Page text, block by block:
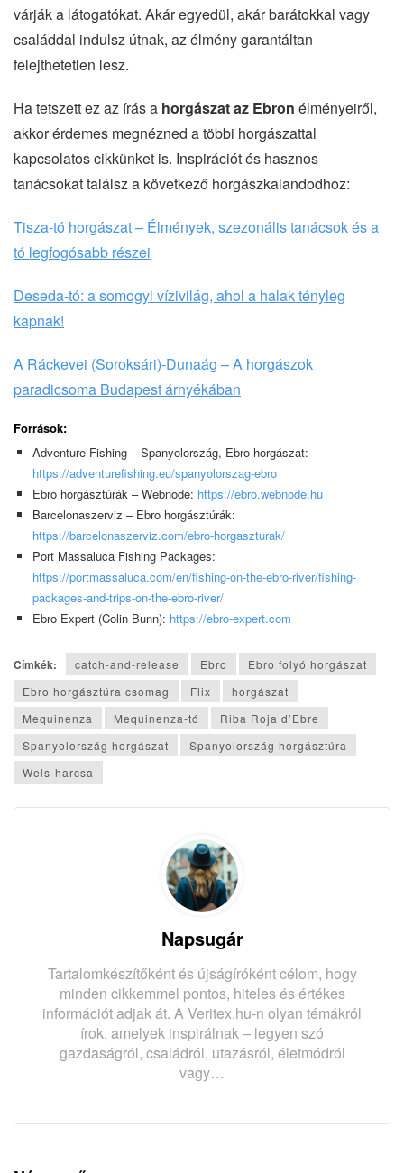
várják a látogatókat. Akár egyedül, akár barátokkal vagy
családdal indulsz útnak, az élmény garantáltan
felejthetetlen lesz.
Ha tetszett ez az írás a horgászat az Ebron élményeiről,
akkor érdemes megnézned a többi horgászattal
kapcsolatos cikkünket is. Inspirációt és hasznos
tanácsokat találsz a következő horgászkalandodhoz:
Tisza-tó horgászat – Élmények, szezonális tanácsok és a
tó legfogósabb részei
Deseda-tó: a somogyi vízivilág, ahol a halak tényleg
kapnak!
A Ráckevei (Soroksári)-Dunaág – A horgászok
paradicsoma Budapest árnyékában
Források:
Adventure Fishing – Spanyolország, Ebro horgászat:
https://adventurefishing.eu/spanyolorszag-ebro
Ebro horgásztúrák – Webnode: https://ebro.webnode.hu
Barcelonaszerviz – Ebro horgásztúrák:
https://barcelonaszerviz.com/ebro-horgaszturak/
Port Massaluca Fishing Packages:
https://portmassaluca.com/en/fishing-on-the-ebro-river/fishing-
packages-and-trips-on-the-ebro-river/
Ebro Expert (Colin Bunn): https://ebro-expert.com
Címkék: catch-and-release Ebro
Ebro folyó horgászat
Ebro horgásztúra csomag
Flix
horgászat
Mequinenza
Mequinenza-tó
Riba Roja d’Ebre
Spanyolország horgászat
Spanyolország horgásztúra
Wels-harcsa
Napsugár
Tartalomkészítőként és újságíróként célom, hogy
minden cikkemmel pontos, hiteles és értékes
információt adjak át. A Veritex.hu-n olyan témákról
írok, amelyek inspirálnak – legyen szó
gazdaságról, családról, utazásról, életmódról
vagy…